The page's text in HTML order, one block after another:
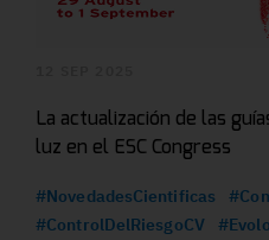
La actualización de las
luz en el ESC Congress
#NovedadesCientificas
#ControlDelRiesgoCV